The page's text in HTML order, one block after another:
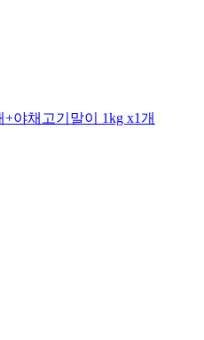
야채고기말이 1kg x1개